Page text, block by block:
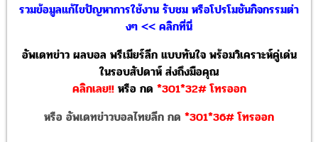
รวมข้อมูลแก้ไขปัญหาการใช้งาน รับชม หรือโปรโมชันกิจกรรมต่า
งๆ << คลิกที่นี่
อัพเดทข่าว ผลบอล พรีเมียร์ลีก แบบทันใจ พร้อมวิเคราะห์คู่เด่น
ในรอบสัปดาห์ ส่งถึงมือคุณ
คลิกเลย!! หรือ กด *301*32# โทรออก
หรือ อัพเดทข่าวบอลไทยลีก กด *301*36# โทรออก